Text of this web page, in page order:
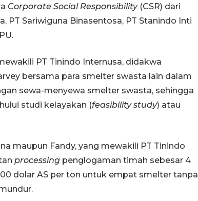
Corporate Social Responsibility (CSR) dari
PT Sariwiguna Binasentosa, PT Stanindo Inti
PT Tinindo Internusa, didakwa
bersama para smelter swasta lain dalam
sewa-menyewa smelter swasta, sehingga
studi kelayakan (feasibility study) atau
maupun Fandy, yang mewakili PT Tinindo
processing penglogaman timah sebesar 4
dolar AS per ton untuk empat smelter tanpa